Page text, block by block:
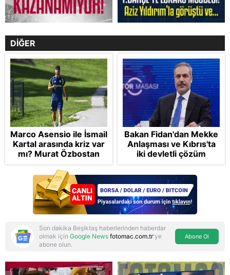
DİĞER
Marco Asensio ile İsmail
Kartal arasında kriz var
mı? Murat Özbostan
analiz etti: Egoları da
yönetmelisiniz
Bakan Fidan'dan Mekke
Anlaşması ve Kıbrıs'ta
iki devletli çözüm
mesajı: Bize
saldırmayan hiçbir ülke
hedefimizde değil
Son dakika Beşiktaş haberlerinden haberdar
olmak için Google News fotomac.com.tr'ye
abone olun.
Abone Ol